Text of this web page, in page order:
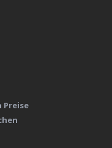
Preise